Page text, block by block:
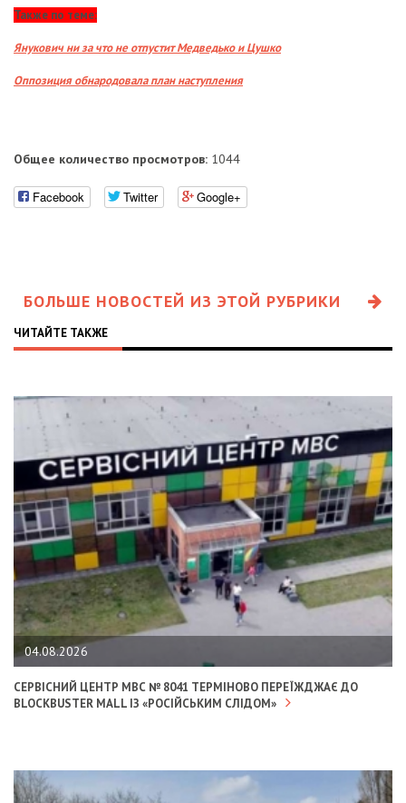
Также по теме:
Янукович ни за что не отпустит Медведько и Цушко
Оппозиция обнародовала план наступления
Общее количество просмотров: 1044
Facebook Twitter Google+
БОЛЬШЕ НОВОСТЕЙ ИЗ ЭТОЙ РУБРИКИ
ЧИТАЙТЕ ТАКЖЕ
04.08.2026
СЕРВІСНИЙ ЦЕНТР МВС № 8041 ТЕРМІНОВО ПЕРЕЇЖДЖАЄ ДО
BLOCKBUSTER MALL ІЗ «РОСІЙСЬКИМ СЛІДОМ»